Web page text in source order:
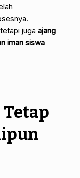
juga ajang
iman siswa